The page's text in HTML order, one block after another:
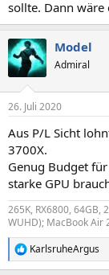
sollte. Dann wäre
Model
Admiral
26. Juli 2020
Aus P/L Sicht
3700X.
Genug Budget
starke GPU
265K, RX6800, 64GB,
WUHD); MacBook Air
R
e
KarlsruheArgus